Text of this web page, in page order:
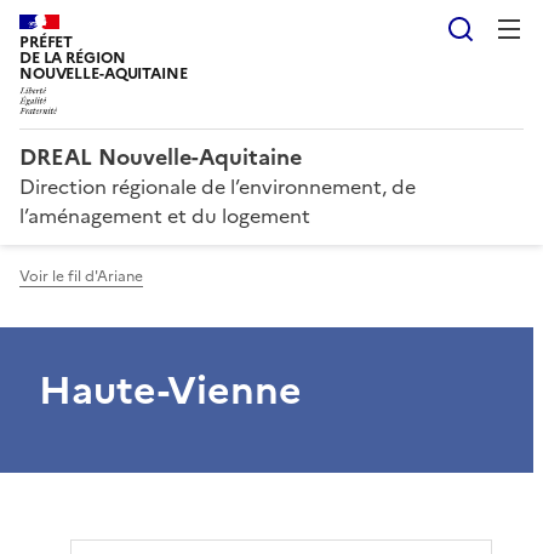
PRÉFET
DE LA RÉGION
NOUVELLE-AQUITAINE
DREAL Nouvelle-Aquitaine
Direction régionale de l’environnement, de
l’aménagement et du logement
Voir le fil d'Ariane
Haute-Vienne